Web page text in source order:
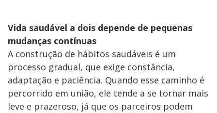
Vida saudável a dois depende de pequenas
mudanças contínuas
A construção de hábitos saudáveis é um
processo gradual, que exige constância,
adaptação e paciência. Quando esse caminho é
percorrido em união, ele tende a se tornar mais
leve e prazeroso, já que os parceiros podem